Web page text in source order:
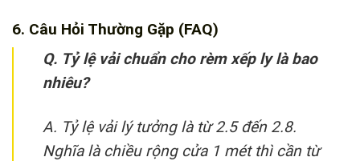
6. Câu Hỏi Thường Gặp (FAQ)
Q. Tỷ lệ vải chuẩn cho rèm xếp ly là bao
nhiêu?
A. Tỷ lệ vải lý tưởng là từ 2.5 đến 2.8.
Nghĩa là chiều rộng cửa 1 mét thì cần từ